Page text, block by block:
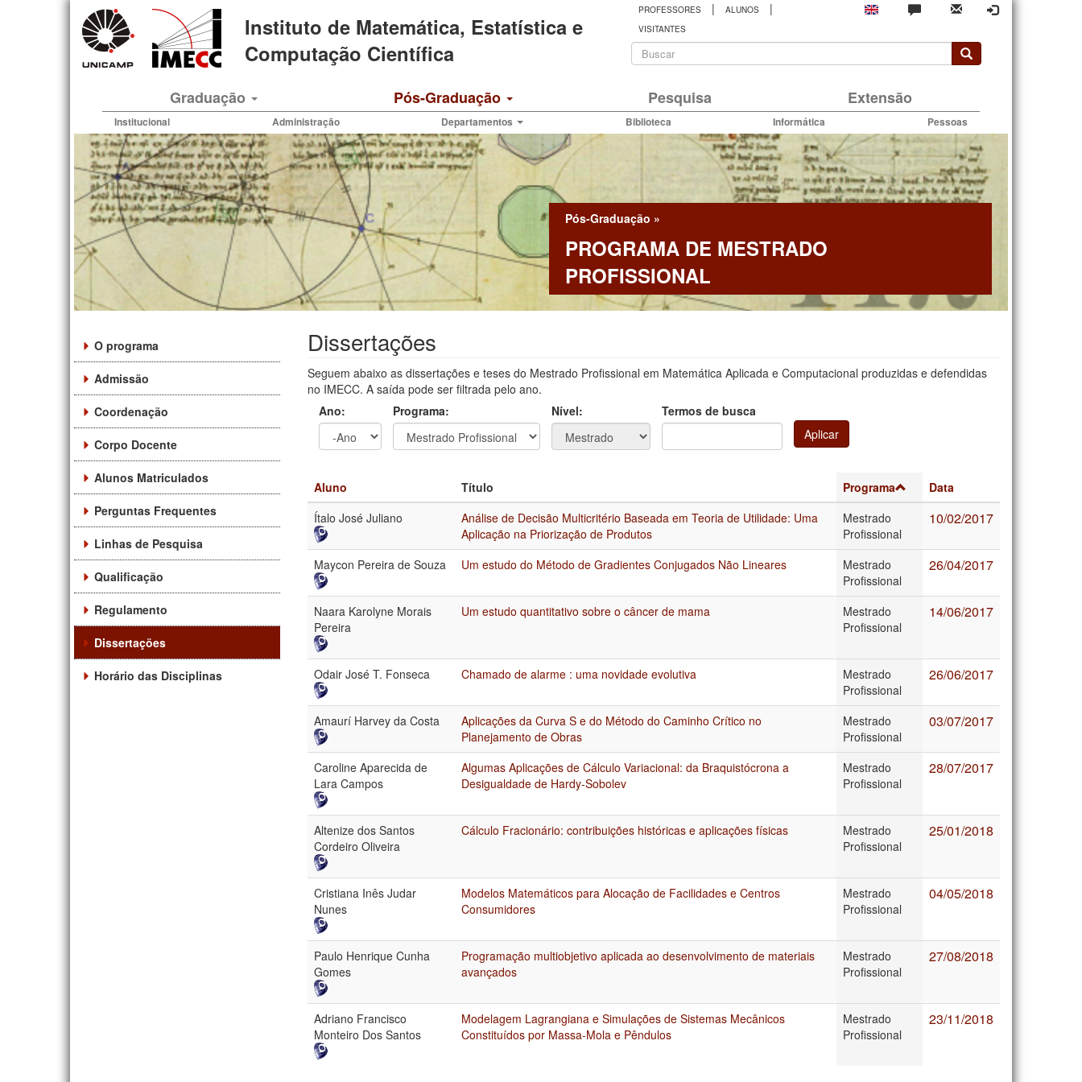
Instituto de Matemática, Estatística e
Computação Científica
PROFESSORES | ALUNOS |
VISITANTES
Formulário
busca
Graduação Pós-Graduação Pesquisa Extensão
Institucional Administração Departamentos Biblioteca Informática Pessoas
Pós-Graduação »
PROGRAMA DE MESTRADO
PROFISSIONAL
O programa
Admissão
Coordenação
Corpo Docente
Alunos Matriculados
Perguntas Frequentes
Linhas de Pesquisa
Qualificação
Regulamento
Dissertações
Horário das Disciplinas
Dissertações
Seguem abaixo as dissertações e teses do Mestrado Profissional em Matemática Aplicada e Computacional produzidas e defendidas
no IMECC. A saída pode ser filtrada pelo ano.
Ano:
Programa: Nível:
Termos de busca
Aplicar
Aluno Título Programa
Data
Ítalo José Juliano
Análise de Decisão Multicritério Baseada em Teoria de Utilidade: Uma
Aplicação na Priorização de Produtos
Mestrado
Profissional
10/02/2017
Maycon Pereira de Souza Um estudo do Método de Gradientes Conjugados Não Lineares
Mestrado
Profissional
26/04/2017
Naara Karolyne Morais
Pereira
Um estudo quantitativo sobre o câncer de mama
Mestrado
Profissional
14/06/2017
Odair José T. Fonseca Chamado de alarme : uma novidade evolutiva
Mestrado
Profissional
26/06/2017
Amaurí Harvey da Costa
Aplicações da Curva S e do Método do Caminho Crítico no
Planejamento de Obras
Mestrado
Profissional
03/07/2017
Caroline Aparecida de
Lara Campos
Algumas Aplicações de Cálculo Variacional: da Braquistócrona a
Desigualdade de Hardy-Sobolev
Mestrado
Profissional
28/07/2017
Altenize dos Santos
Cordeiro Oliveira
Cálculo Fracionário: contribuições históricas e aplicações físicas
Mestrado
Profissional
25/01/2018
Cristiana Inês Judar
Nunes
Modelos Matemáticos para Alocação de Facilidades e Centros
Consumidores
Mestrado
Profissional
04/05/2018
Paulo Henrique Cunha
Gomes
Programação multiobjetivo aplicada ao desenvolvimento de materiais
avançados
Mestrado
Profissional
27/08/2018
Adriano Francisco
Monteiro Dos Santos
Modelagem Lagrangiana e Simulações de Sistemas Mecânicos
Constituídos por Massa-Mola e Pêndulos
Mestrado
Profissional
23/11/2018